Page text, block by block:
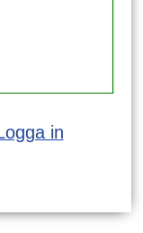
in